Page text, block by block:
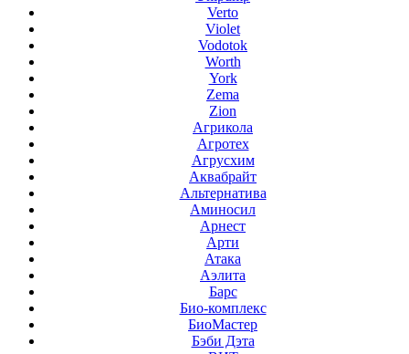
Verto
Violet
Vodotok
Worth
York
Zema
Zion
Агрикола
Агротех
Агрусхим
Аквабрайт
Альтернатива
Аминосил
Арнест
Арти
Атака
Аэлита
Барс
Био-комплекс
БиоМастер
Бэби Дэта